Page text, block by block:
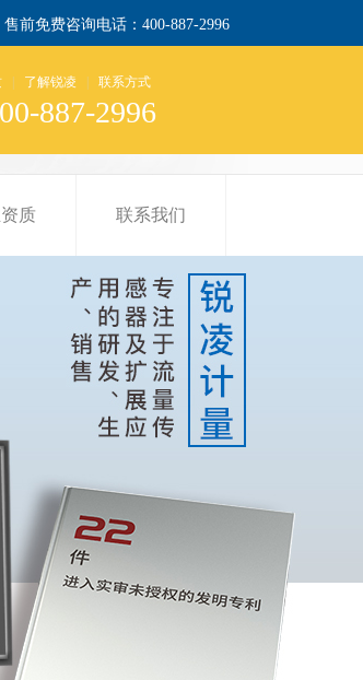
售前免费咨询电话：400-887-2996
了解锐凌 联系方式
887-2996
质 联系我们